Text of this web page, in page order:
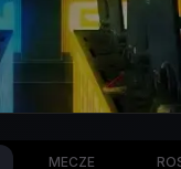
MECZE